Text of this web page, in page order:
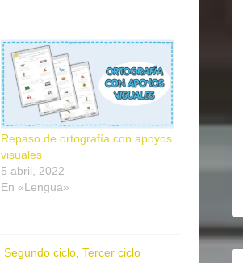
Repaso de ortografía con apoyos
visuales
5 abril, 2022
En «Lengua»
Segundo ciclo Tercer ciclo